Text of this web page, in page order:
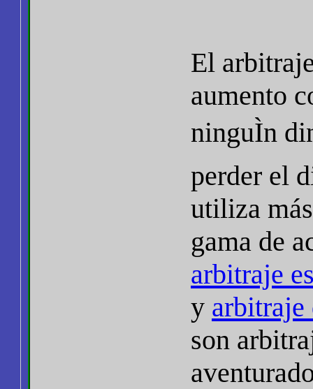
El
aumento
ninguÌn
perder el
utiliza
gama de
arbitraje
y arbitraje
son